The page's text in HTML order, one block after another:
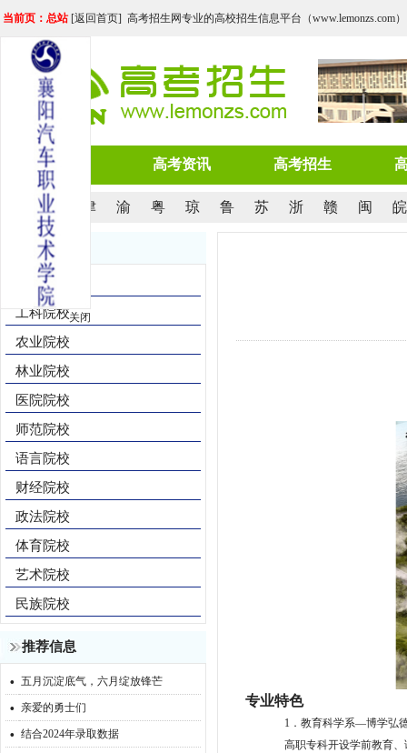
当前页：总站[返回首页] 高考招生网专业的高校招生信息平台（www.lemonzs.com）
网站首页 高考资讯 高考招生
沪 津 渝 粤 琼 鲁 苏 浙 赣 闽 皖
院校导航
综合院校
工科院校
农业院校
林业院校
医院院校
师范院校
语言院校
财经院校
政法院校
体育院校
艺术院校
民族院校
推荐信息
· 五月沉淀底气，六月绽放锋芒
· 亲爱的勇士们
· 结合2024年录取数据
专业特色
1．教育科学系—博学弘
高职专科开设学前教育
关闭